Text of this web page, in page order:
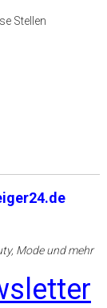
Stellen
Mode und mehr